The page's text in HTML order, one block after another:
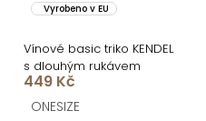
Vyrobeno v EU
Vínové basic triko KENDEL
s dlouhým rukávem
449 Kč
ONESIZE